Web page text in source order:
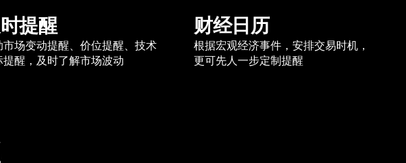
提醒
市场变动提醒、价位提醒、技术
提醒，及时了解市场波动
财经日历
根据宏观经济事件，安排交易时机，
更可先人一步定制提醒